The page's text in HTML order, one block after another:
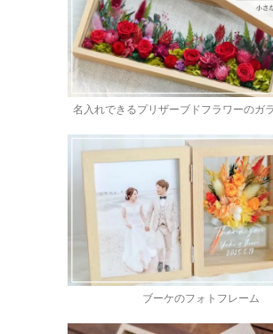
名入れできるプリザーブドフラワーのガ
ブーケのフォトフレーム